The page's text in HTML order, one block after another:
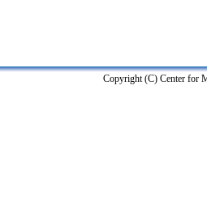
Copyright (C) Center for